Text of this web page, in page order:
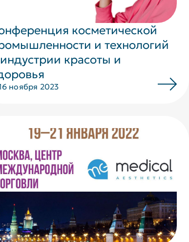
косметической
и технологий
красоты и
ноября 2023